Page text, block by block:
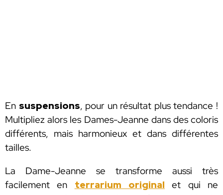
En suspensions, pour un résultat plus tendance !
Multipliez alors les Dames-Jeanne dans des coloris
différents, mais harmonieux et dans différentes
tailles.
La Dame-Jeanne se transforme aussi très
facilement en terrarium original et qui ne